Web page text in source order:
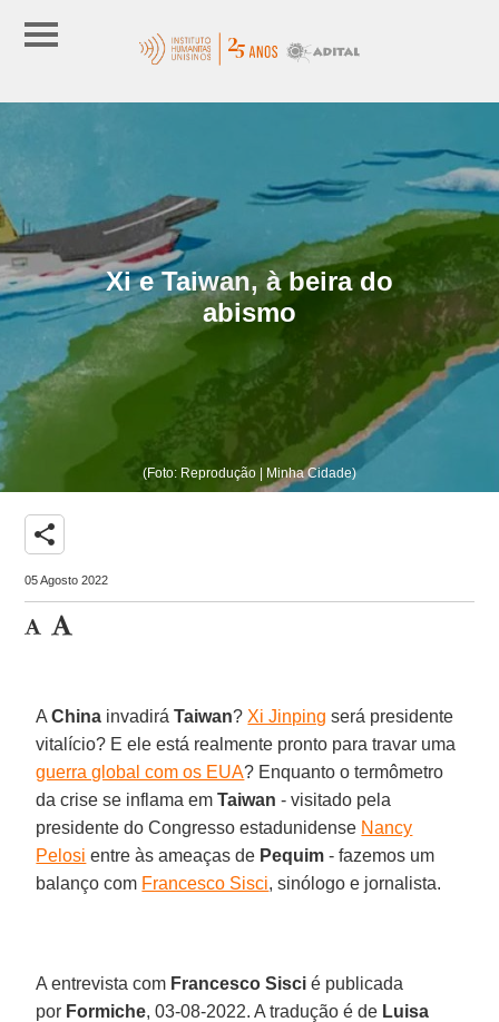
Xi e Taiwan, à beira do
abismo
(Foto: Reprodução | Minha Cidade)
share
05 Agosto 2022
AChina invadiráTaiwan? Xi Jinping será presidente
vitalício? E ele está realmente pronto para travar uma
guerra global com os EUA? Enquanto o termômetro
da crise se inflama emTaiwan - visitado pela
presidente do Congresso estadunidense Nancy
Pelosi entre às ameaças de Pequim - fazemos um
balanço com Francesco Sisci, sinólogo e jornalista.
A entrevista com Francesco Sisci é publicada
por Formiche, 03-08-2022. A tradução é de Luisa